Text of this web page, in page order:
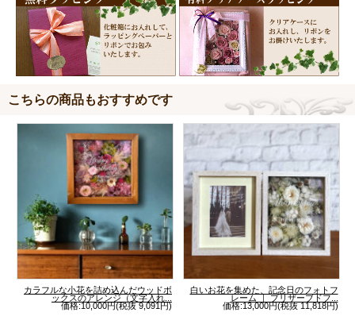
こちらの商品もおすすめです
カラフルな小花を詰め込んだウッドボ
ックスのアレンジ（文字入れ...
価格:10,000円(税抜 9,091円)
白いお花を集めた、記念日のフォトフ
レーム ｜ プリザーブドフ...
価格:13,000円(税抜 11,818円)